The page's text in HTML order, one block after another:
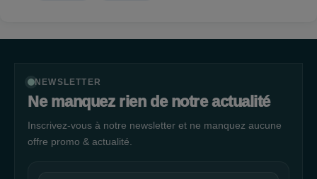
NEWSLETTER
Ne manquez rien de notre actualité
Inscrivez-vous à notre newsletter et ne manquez aucune
offre promo & actualité.